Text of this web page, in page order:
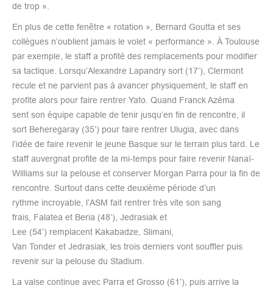
de trop ».
En plus de cette fenêtre « rotation », Bernard Goutta et ses
collègues n’oublient jamais le volet « performance ». À Toulouse
par exemple, le staff a profité des remplacements pour modifier
sa tactique. Lorsqu’Alexandre Lapandry sort (17’), Clermont
recule et ne parvient pas à avancer physiquement, le staff en
profite alors pour faire rentrer Yato. Quand Franck Azéma
sent son équipe capable de tenir jusqu’en fin de rencontre, il
sort Beheregaray (35’) pour faire rentrer Ulugia, avec dans
l’idée de faire revenir le jeune Basque sur le terrain plus tard. Le
staff auvergnat profite de la mi-temps pour faire revenir Nanaï-
Williams sur la pelouse et conserver Morgan Parra pour la fin de
rencontre. Surtout dans cette deuxième période d’un
rythme incroyable, l’ASM fait rentrer très vite son sang
frais, Falatea et Beria (48’), Jedrasiak et
Lee (54’) remplacent Kakabadze, Slimani,
Van Tonder et Jedrasiak, les trois derniers vont souffler puis
revenir sur la pelouse du Stadium.
La valse continue avec Parra et Grosso (61’), puis arrive la